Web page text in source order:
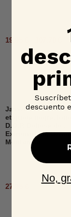
19,95 € - 107,70 €
Jamón 100% raza
etiqueta negra,
D.O.P. Dehesa de
Extremadura,
Montanera
27,95 €
descuento
No,